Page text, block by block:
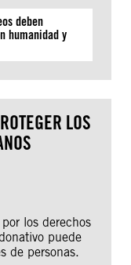
deben
humanidad y
LOS
los derechos
puede
de personas.